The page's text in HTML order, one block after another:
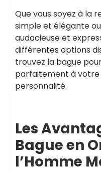
Que vous soyez à la
simple et élégante
audacieuse et
différentes options
trouvez la bague
parfaitement à
personnalité.
Les
Bague en
l’Homme